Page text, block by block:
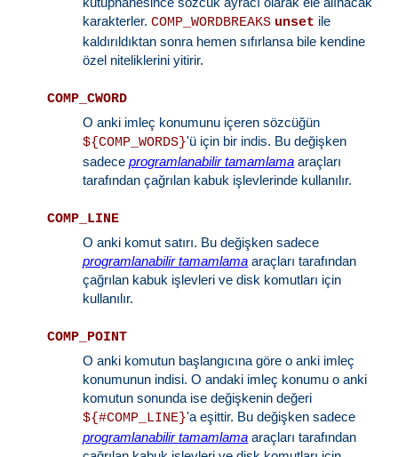
karakterler.COMP_WORDBREAKS unset ile
kaldırıldıktan sonra hemen sıfırlansa bile kendine
özel niteliklerini yitirir.
COMP_CWORD
O anki imleç konumunu içeren sözcüğün
${COMP_WORDS}'ü için bir indis. Bu değişken
sadeceprogramlanabilir tamamlama araçları
tarafından çağrılan kabuk işlevlerinde kullanılır.
COMP_LINE
O anki komut satırı. Bu değişken sadece
programlanabilir tamamlama araçları tarafından
çağrılan kabuk işlevleri ve disk komutları için
kullanılır.
COMP_POINT
O anki komutun başlangıcına göre o anki imleç
konumunun indisi. O andaki imleç konumu o anki
komutun sonunda ise değişkenin değeri
${#COMP_LINE}'a eşittir. Bu değişken sadece
programlanabilir tamamlama araçları tarafından